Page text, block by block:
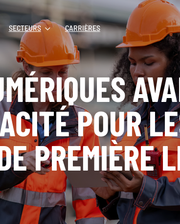
SECTEURS CARRIÈRES
POUR
PREMIÈRE